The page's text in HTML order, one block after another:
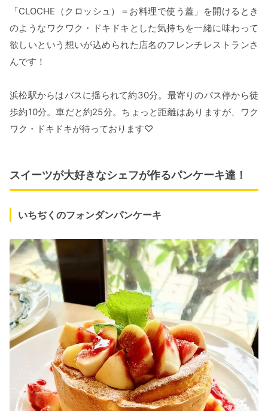
「CLOCHE（クロッシュ）＝お料理で使う蓋」を開けるとき
のようなワクワク・ドキドキとした気持ちを一緒に味わって
欲しいという想いが込められた店名のフレンチレストランさ
んです！
浜松駅からはバスに揺られて約30分。最寄りのバス停から徒
歩約10分。車だと約25分。ちょっと距離はありますが、ワク
ワク・ドキドキが待っております♡
スイーツが大好きなシェフが作るパンケーキ達！
いちぢくのフォンダンパンケーキ